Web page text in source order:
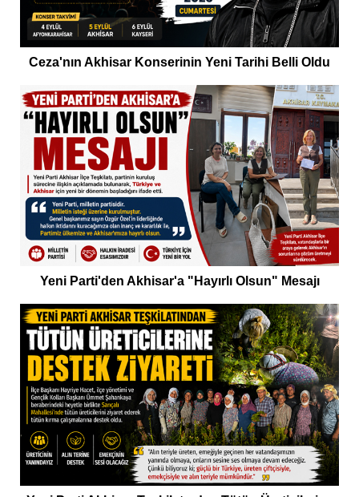
Ceza'nın Akhisar Konserinin Yeni Tarihi Belli Oldu
Yeni Parti'den Akhisar'a "Hayırlı Olsun" Mesajı